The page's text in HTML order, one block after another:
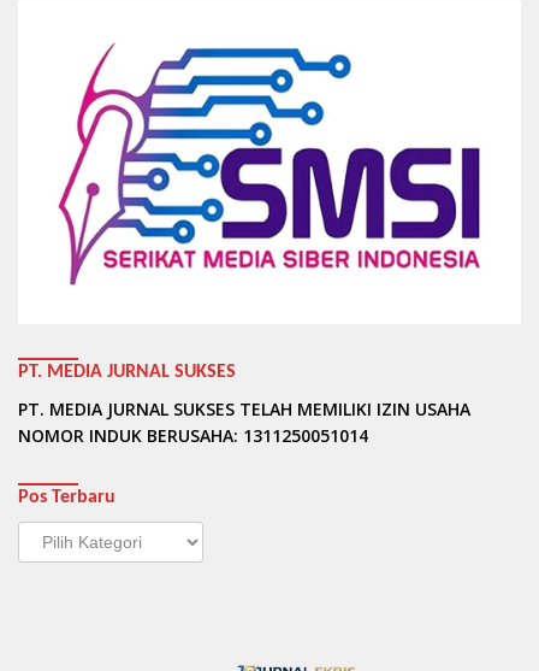
PT. MEDIA JURNAL SUKSES
PT. MEDIA JURNAL SUKSES TELAH MEMILIKI IZIN USAHA
NOMOR INDUK BERUSAHA: 1311250051014
Pos Terbaru
Pos
Terbaru